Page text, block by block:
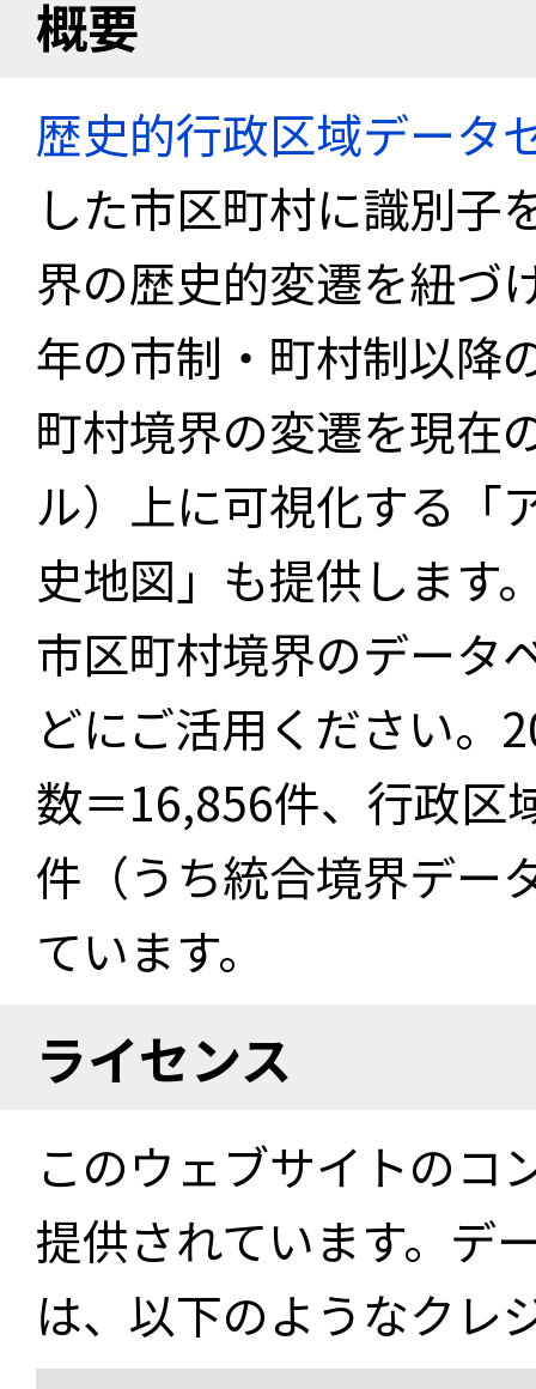
概要
歴史的行政区域データ
した市区町村に識別子
界の歴史的変遷を紐づ
年の市制・町村制以降
町村境界の変遷を現在
ル）上に可視化する「
史地図」も提供します
市区町村境界のデータ
どにご活用ください。
数＝16,856件、行政区
件（うち統合境界デー
ています。
ライセンス
このウェブサイトのコ
提供されています。デ
は、以下のようなクレ